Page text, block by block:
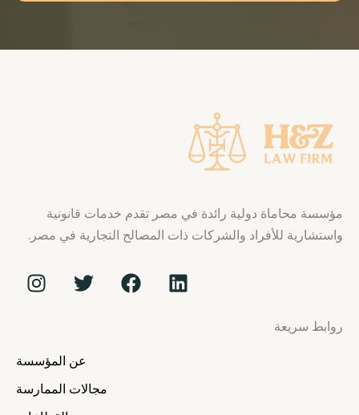
مؤسسة محاماة دولية رائدة في مصر تقدم خدمات قانونية
واستشارية للأفراد والشركات ذات المصالح التجارية في مصر.
L
i
F
a
T
w
t
e
r
I
n
g
r
روابط سريعة
عن المؤسسة
مجالات الممارسة